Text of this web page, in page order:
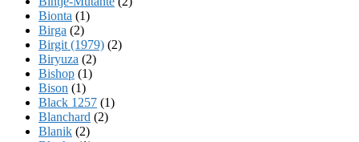
Bionta (1)
Birga (2)
Birgit (1979) (2)
Biryuza (2)
Bishop (1)
Bison (1)
Black 1257 (1)
Blanchard (2)
Blanik (2)